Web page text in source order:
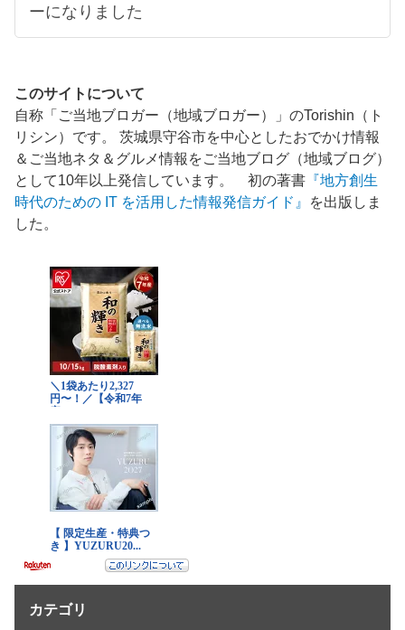
ーになりました
このサイトについて
自称「ご当地ブロガー（地域ブロガー）」のTorishin（ト
リシン）です。 茨城県守谷市を中心としたおでかけ情報
＆ご当地ネタ＆グルメ情報をご当地ブログ（地域ブログ）
として10年以上発信しています。 初の著書 『地方創生
時代のための IT を活用した情報発信ガイド』
を出版しま
した。
カテゴリ